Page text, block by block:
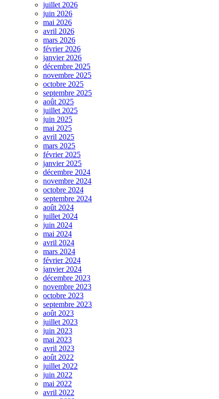
juillet 2026
juin 2026
mai 2026
avril 2026
mars 2026
février 2026
janvier 2026
décembre 2025
novembre 2025
octobre 2025
septembre 2025
août 2025
juillet 2025
juin 2025
mai 2025
avril 2025
mars 2025
février 2025
janvier 2025
décembre 2024
novembre 2024
octobre 2024
septembre 2024
août 2024
juillet 2024
juin 2024
mai 2024
avril 2024
mars 2024
février 2024
janvier 2024
décembre 2023
novembre 2023
octobre 2023
septembre 2023
août 2023
juillet 2023
juin 2023
mai 2023
avril 2023
août 2022
juillet 2022
juin 2022
mai 2022
avril 2022